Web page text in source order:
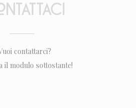
contattarci?
il modulo sottostante!